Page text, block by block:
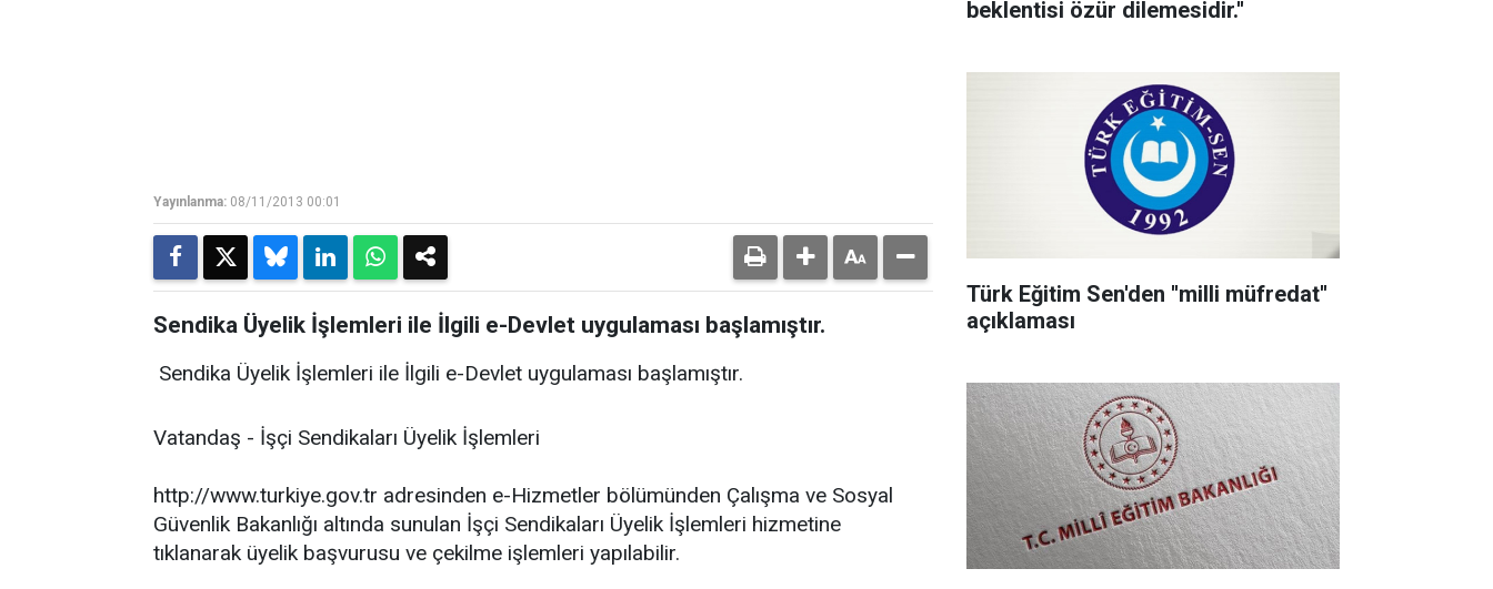
Yayınlanma: 08/11/2013 00:01
Sendika Üyelik İşlemleri ile İlgili e-Devlet uygulaması başlamıştır.
Sendika Üyelik İşlemleri ile İlgili e-Devlet uygulaması başlamıştır.
Vatandaş - İşçi Sendikaları Üyelik İşlemleri
http://www.turkiye.gov.tr adresinden e-Hizmetler bölümünden Çalışma ve Sosyal
Güvenlik Bakanlığı altında sunulan İşçi Sendikaları Üyelik İşlemleri hizmetine
tıklanarak üyelik başvurusu ve çekilme işlemleri yapılabilir.
beklentisi özür dilemesidir.''
Türk Eğitim Sen'den ''milli müfredat''
açıklaması